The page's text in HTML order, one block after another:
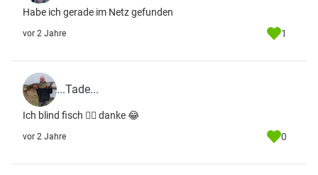
Habe ich gerade im Netz gefunden
vor 2 Jahre 1
...Tade...
Ich blind fisch 🤦‍♂️ danke 😂
vor 2 Jahre 0